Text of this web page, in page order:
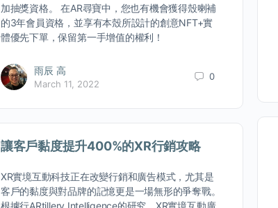
加抽獎資格。 在AR尋寶中，您也有機會獲得殼喇補
的3年會員資格，並享有本殼所設計的創意NFT+實
體優先下單，保留第一手增值的權利！
雨辰 高
March 11, 2022
0
讓客戶黏度提升400%的XR行銷攻略
XR實境互動科技正在改變行銷和廣告模式，尤其是
客戶的黏度與對品牌的記憶更是一場無形的爭奪戰。
根據行ARtillery Intelligence的研究，XR實境互動廣